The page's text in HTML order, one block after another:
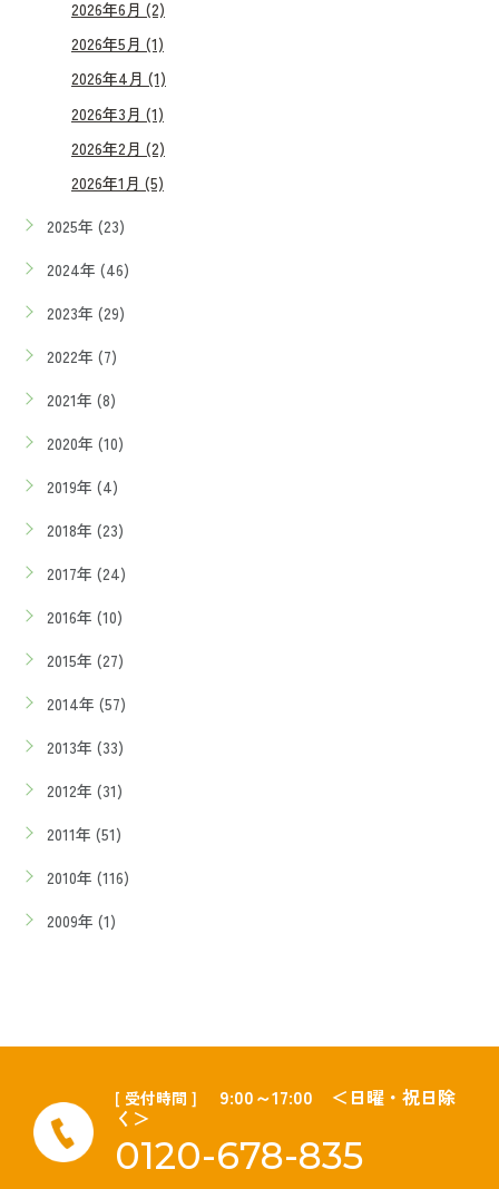
2026年6月 (2)
2026年5月 (1)
2026年4月 (1)
2026年3月 (1)
2026年2月 (2)
2026年1月 (5)
2025年 (23)
2024年 (46)
2023年 (29)
2022年 (7)
2021年 (8)
2020年 (10)
2019年 (4)
2018年 (23)
2017年 (24)
2016年 (10)
2015年 (27)
2014年 (57)
2013年 (33)
2012年 (31)
2011年 (51)
2010年 (116)
2009年 (1)
[ 受付時間 ] 9:00～17:00 ＜日曜・祝日除
く＞
0120-678-835